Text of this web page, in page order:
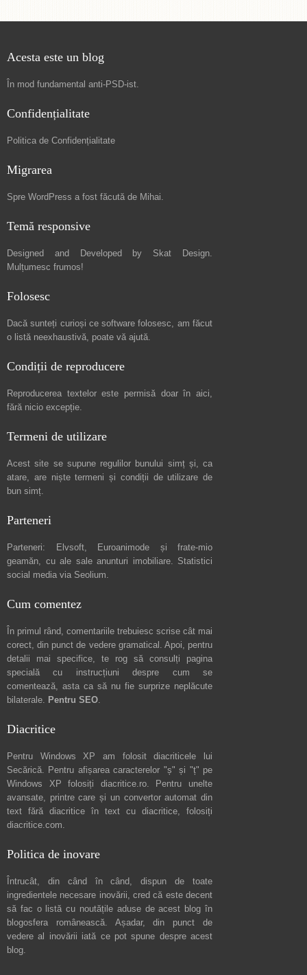
Acesta este un blog
În mod fundamental anti-PSD-ist.
Confidențialitate
Politica de Confidențialitate
Migrarea
Spre WordPress a fost făcută de Mihai.
Temă responsive
Designed and Developed by Skat Design.
Mulțumesc frumos!
Folosesc
Dacă sunteți curioși ce software folosesc, am făcut
o listă neexhaustivă, poate vă ajută.
Condiții de reproducere
Reproducerea textelor este permisă doar în aici,
fără nicio excepție.
Termeni de utilizare
Acest site se supune regulilor bunului simț și, ca
atare, are niștetermeni și condiții de utilizare de
bun simț.
Parteneri
Parteneri: Elvsoft, Euroanimode și frate-mio
geamăn, cu ale sale anunturi imobiliare. Statistici
social media via Seolium.
Cum comentez
În primul rând, comentariile trebuiesc scrise cât mai
corect, din punct de vedere gramatical. Apoi, pentru
detalii mai specifice, te rog să consulți pagina
specială cu instrucțiuni despre cum se
comentează, asta ca să nu fie surprize neplăcute
bilaterale. Pentru SEO.
Diacritice
Pentru Windows XP am folosit diacriticele lui
Secărică. Pentru afișarea caracterelor "ș" și "ț" pe
Windows XP folosiți diacritice.ro. Pentru unelte
avansate, printre care și un convertor automat din
text fără diacritice în text cu diacritice, folosiți
diacritice.com.
Politica de inovare
Întrucât, din când în când, dispun de toate
ingredientele necesare inovării, cred că este decent
să fac o listă cu noutățile aduse de acest blog în
blogosfera românească. Așadar, din punct de
vedere al inovării iată ce pot spune despre acest
blog.